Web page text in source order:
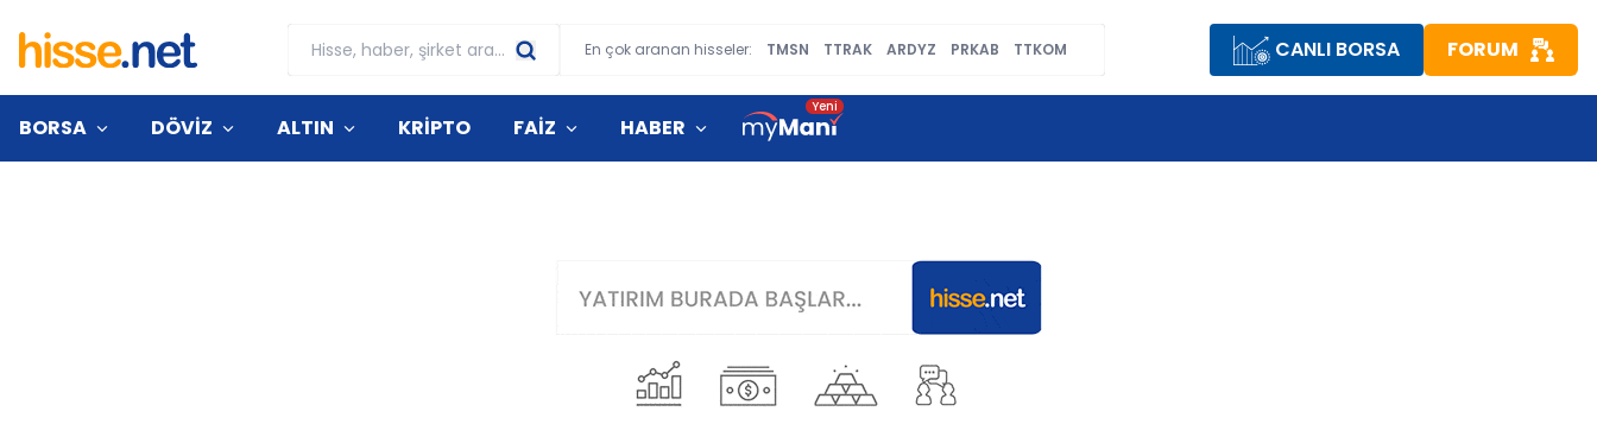
En çok aranan hisseler: TMSN TTRAK ARDYZ PRKAB TTKOM CANLI BORSA FORUM
BORSA DÖVİZ ALTIN KRİPTO FAİZ HABER